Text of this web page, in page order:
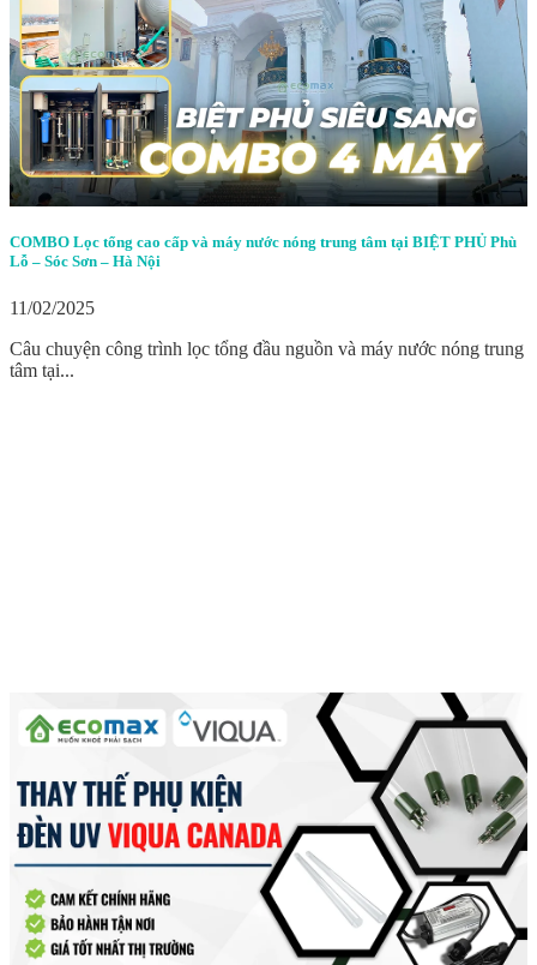
COMBO Lọc tổng cao cấp và máy nước nóng trung tâm tại BIỆT PHỦ Phù
Lỗ – Sóc Sơn – Hà Nội
11/02/2025
Câu chuyện công trình lọc tổng đầu nguồn và máy nước nóng trung
tâm tại...